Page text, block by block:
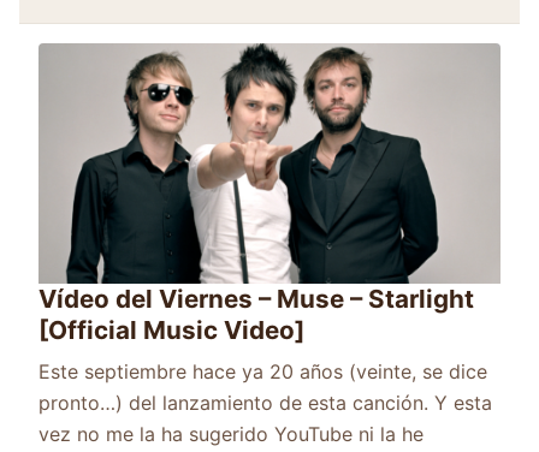
Vídeo del Viernes – Muse – Starlight
[Official Music Video]
Este septiembre hace ya 20 años (veinte, se dice
pronto…) del lanzamiento de esta canción. Y esta
vez no me la ha sugerido YouTube ni la he